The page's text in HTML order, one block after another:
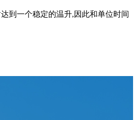
到一个稳定的温升,因此和单位时间